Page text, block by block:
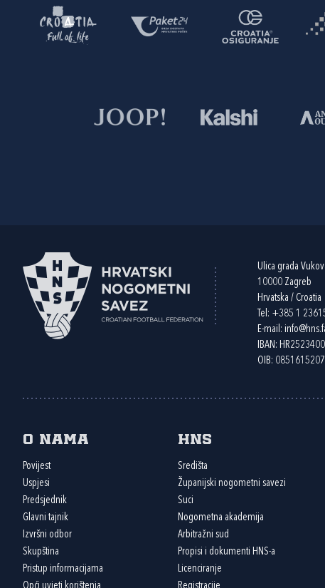
Ulica grada
10000 Zagreb
Hrvatska / Croatia
Tel: +385 1
E-mail:
IBAN:
OIB:
O nama
Povijest
Uspjesi
Predsjednik
Glavni tajnik
Izvršni odbor
Skupština
Pristup informacijama
HNS
Središta
Županijski nogometni savezi
Suci
Nogometna akademija
Arbitražni sud
Propisi i dokumenti HNS-a
Licenciranje